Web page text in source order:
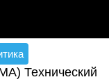
Технический